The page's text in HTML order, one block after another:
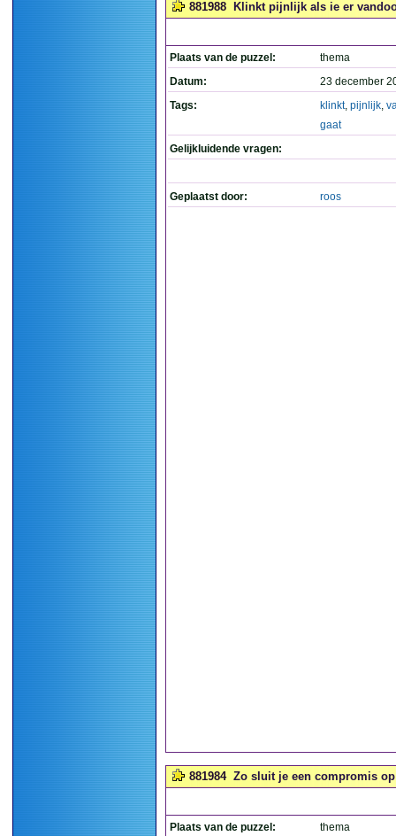
881988 Klinkt pijnlijk als ie er
Plaats van de puzzel:
thema
Datum:
23 december
Tags:
klinkt, pijnlijk,
gaat
Gelijkluidende vragen:
Geplaatst door: roos
881984 Zo sluit je een compromis
Plaats van de puzzel:
thema